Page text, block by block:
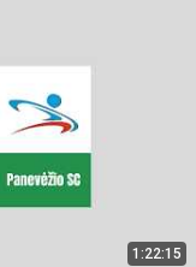
1:22:15